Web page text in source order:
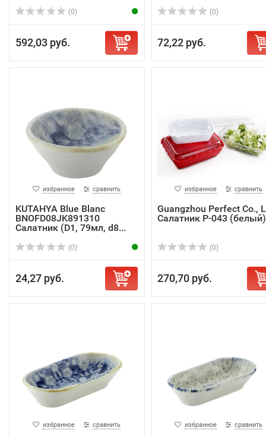
(0)
592,03 руб.
(0)
72,22 руб.
избранное сравнить
KUTAHYA Blue Blanc
BNOFD08JK891310
Салатник (D1, 79мл, d8...
(0)
24,27 руб.
избранное сравнить
Guangzhou Perfect Co.,
Салатник P-043 (белый)
(0)
270,70 руб.
избранное сравнить избранное сравнить